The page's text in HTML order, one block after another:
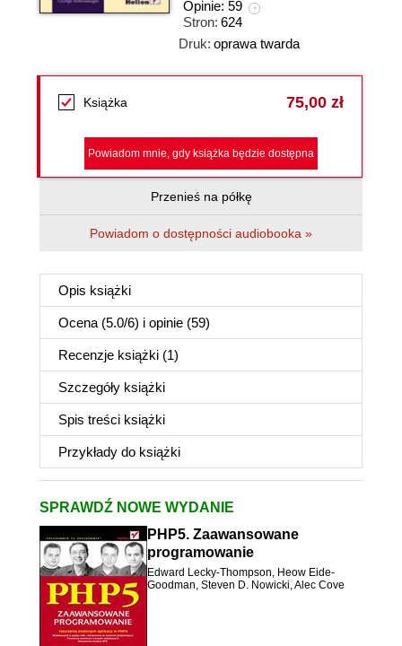
Opinie: 59
Stron: 624
Druk: oprawa twarda
Książka 75,00 zł
Powiadom mnie, gdy książka będzie dostępna
Przenieś na półkę
Powiadom o dostępności audiobooka »
Opis książki
Ocena (5.0/6) i opinie (59)
Recenzje książki (1)
Szczegóły książki
Spis treści książki
Przykłady do książki
SPRAWDŹ NOWE WYDANIE
PHP5. Zaawansowane
programowanie
Edward Lecky-Thompson, Heow Eide-
Goodman, Steven D. Nowicki,Alec Cove